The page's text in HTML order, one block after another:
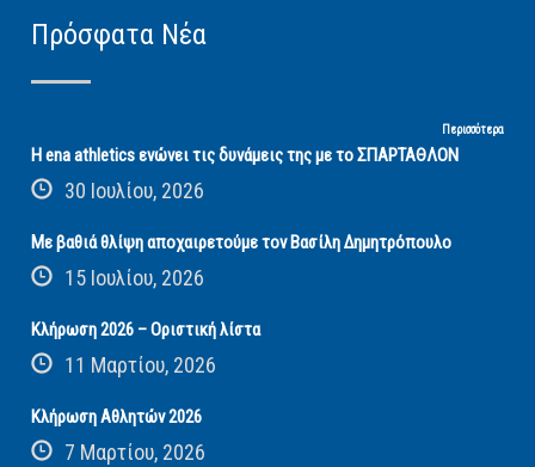
Πρόσφατα Νέα
Περισσότερα
Η ena athletics ενώνει τις δυνάμεις της με το ΣΠΑΡΤΑΘΛΟΝ
30 Ιουλίου, 2026
Με βαθιά θλίψη αποχαιρετούμε τον Βασίλη Δημητρόπουλο
15 Ιουλίου, 2026
Κλήρωση 2026 – Οριστική λίστα
11 Μαρτίου, 2026
Κλήρωση Αθλητών 2026
7 Μαρτίου, 2026